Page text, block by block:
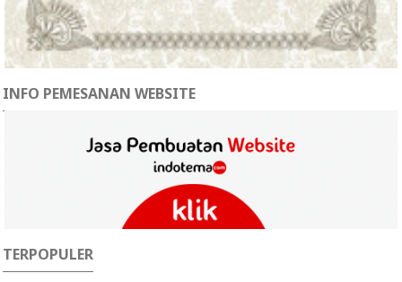
INFO PEMESANAN WEBSITE
TERPOPULER